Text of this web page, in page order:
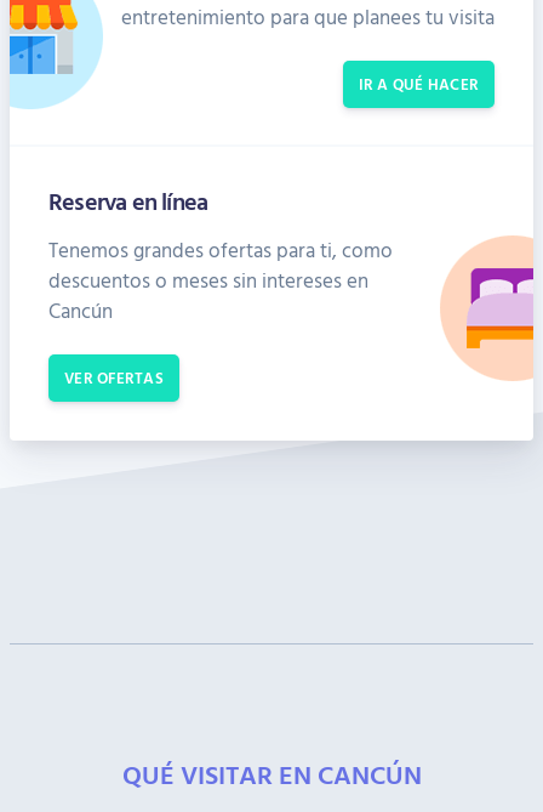
entretenimiento para que planees tu visita
IR A QUÉ HACER
Reserva en línea
Tenemos grandes ofertas para ti, como
descuentos o meses sin intereses en
Cancún
VER OFERTAS
QUÉ VISITAR EN CANCÚN